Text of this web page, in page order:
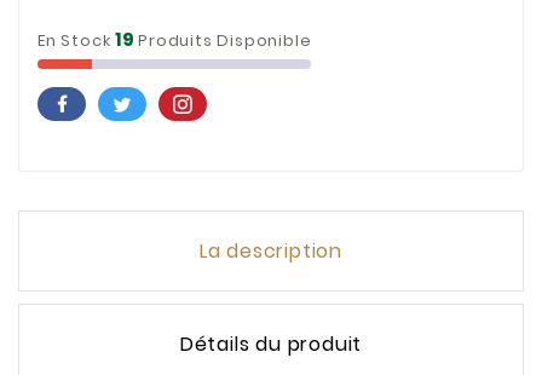
En Stock19Produits Disponible
La description
Détails du produit